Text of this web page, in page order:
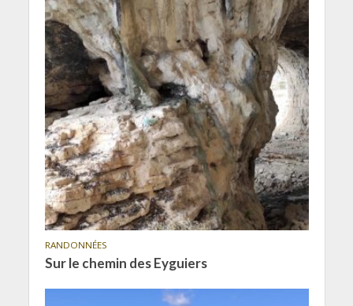
RANDONNÉES
Sur le chemin des Eyguiers